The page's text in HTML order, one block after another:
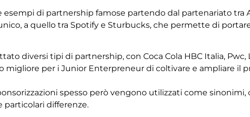
di partnership famose partendo dal partenariato tra
a quello tra Spotify e Sturbucks, che permette di
diversi tipi di partnership, con Coca Cola HBC Italia, Pwc,
migliore per i Junior Enterpreneur di coltivare e ampliare il
spesso però vengono utilizzati come sinonimi,
particolari differenze.